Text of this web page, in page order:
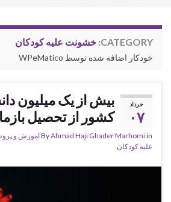
CATEGORY: خشونت علیه کودکان
خودکار اضافه شده توسط WPeMatico
خرداد
۰۷
بیش از یک میلیون
کشور از تحصیل
ByAhmad Haji Ghader Marhomiin اموزش و
علیه کودکان